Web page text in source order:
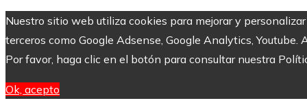
Nuestro sitio web utiliza cookies para mejorar y
terceros como Google Adsense, Google Analytics,
Por favor, haga clic en el botón para consultar nuestra
Ok, acepto